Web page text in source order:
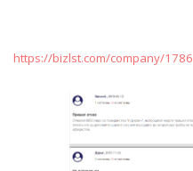
https://bizlst.com/company/1786